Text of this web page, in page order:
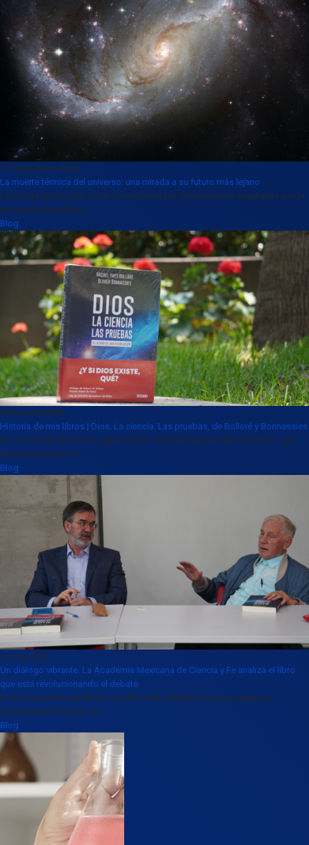
11 Septiembre 2025
La muerte térmica del universo: una mirada a su futuro más lejano
La muerte térmica del universo es una de las hipótesis más aceptadas por la
comunidad científica...
Blog
30 Agosto 2025
Historia de mis libros | Dios. La ciencia. Las pruebas, de Bolloré y Bonnassies
Por: Fernando Mendoza Jaquez Papá, mañana voy a la Feria del Libro , ¿ya
tienes la lista de los...
Blog
23 May 2025
Un diálogo vibrante: La Academia Mexicana de Ciencia y Fe analiza el libro
que está revolucionando el debate
En un encuentro académico de alto nivel celebrado en la prestigiosa
Universidad Pontificia de...
Blog